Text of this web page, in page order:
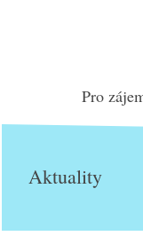
Pro
Aktuality